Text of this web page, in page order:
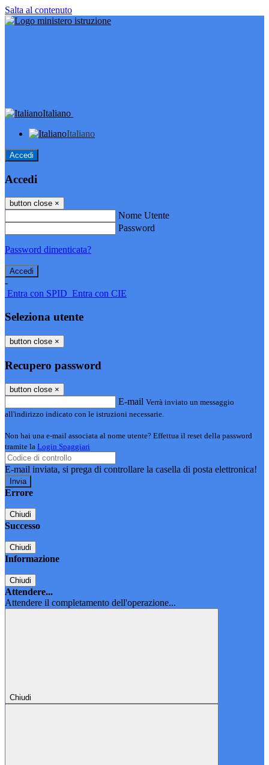
Salta al contenuto
Italiano
Italiano
Accedi
Accedi
button close ×
Nome Utente
Password
Password dimenticata?
-
Entra con SPID Entra con CIE
Seleziona utente
button close ×
Recupero password
button close ×
E-mail Verrà inviato un messaggio
all'indirizzo indicato con le istruzioni necessarie.
Non hai una e-mail associata al nome utente? Effettua il reset della password
tramite la Login Spaggiari
E-mail inviata, si prega di controllare la casella di posta elettronica!
Errore
Chiudi
Successo
Chiudi
Informazione
Chiudi
Attendere...
Attendere il completamento dell'operazione...
Chiudi